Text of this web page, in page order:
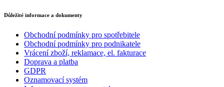
Důležité informace a dokumenty
Obchodní podmínky pro spotřebitele
Obchodní podmínky pro podnikatele
Vrácení zboží, reklamace, el. fakturace
Doprava a platba
GDPR
Oznamovací systém